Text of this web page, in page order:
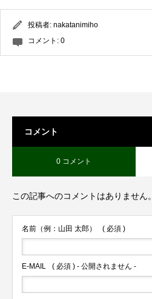
投稿者: nakatanimiho
コメント: 0
コメント
0 コメント
この記事へのコメントはありません。
名前（例：山田 太郎） ( 必須 )
E-MAIL ( 必須 ) - 公開されません -